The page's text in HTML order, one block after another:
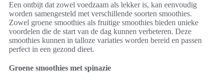
Een ontbijt dat zowel voedzaam als lekker is, kan eenvoudig
worden samengesteld met verschillende soorten smoothies.
Zowel groene smoothies als fruitige smoothies bieden unieke
voordelen die de start van de dag kunnen verbeteren. Deze
smoothies kunnen in talloze variaties worden bereid en passen
perfect in een gezond dieet.
Groene smoothies met spinazie